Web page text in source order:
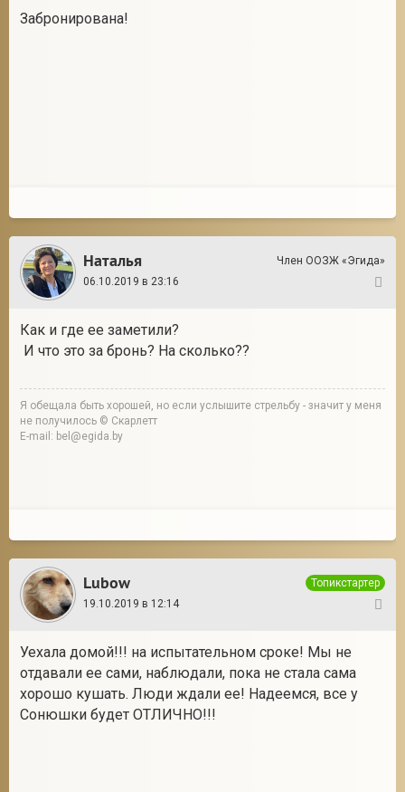
Забронирована!
Наталья
Член ООЗЖ «Эгида»
06.10.2019 в 23:16
Как и где ее заметили?
И что это за бронь? На сколько??
Я обещала быть хорошей, но если услышите стрельбу - значит у меня
не получилось © Скарлетт
E-mail: bel@egida.by
Lubow
Топикстартер
19.10.2019 в 12:14
Уехала домой!!! на испытательном сроке! Мы не
отдавали ее сами, наблюдали, пока не стала сама
хорошо кушать. Люди ждали ее! Надеемся, все у
Сонюшки будет ОТЛИЧНО!!!